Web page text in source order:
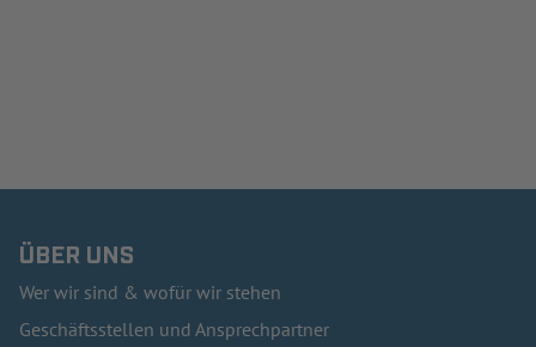
ÜBER UNS
Wer wir sind & wofür wir stehen
Geschäftsstellen und Ansprechpartner